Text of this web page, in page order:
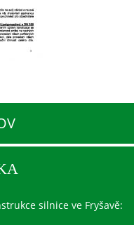
silnice ve Fryšavě: